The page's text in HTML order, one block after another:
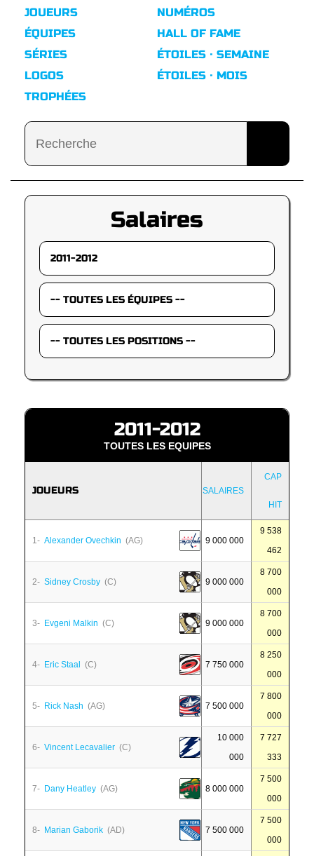
JOUEURS
ÉQUIPES
SÉRIES
LOGOS
TROPHÉES
NUMÉROS
HALL OF FAME
ÉTOILES · SEMAINE
ÉTOILES · MOIS
Salaires
2011-2012
TOUTES LES EQUIPES
JOUEURS SALAIRES
CAP
HIT
1- Alexander Ovechkin (AG) 9 000 000
9 538
462
2- Sidney Crosby (C) 9 000 000
8 700
000
3- Evgeni Malkin (C) 9 000 000
8 700
000
4- Eric Staal (C) 7 750 000
8 250
000
5- Rick Nash (AG) 7 500 000
7 800
000
6- Vincent Lecavalier (C)
10 000
000
7 727
333
7- Dany Heatley (AG) 8 000 000
7 500
000
8- Marian Gaborik (AD) 7 500 000
7 500
000